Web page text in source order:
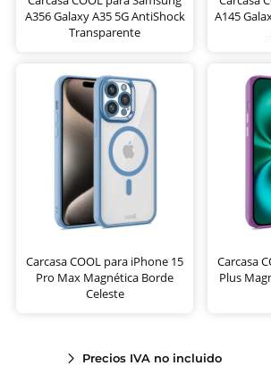
A356 Galaxy A35 5G AntiShock
Transparente
A145
Carcasa COOL para iPhone 15
Pro Max Magnética Borde
Celeste
Carcasa
Plus
Precios IVA no incluido